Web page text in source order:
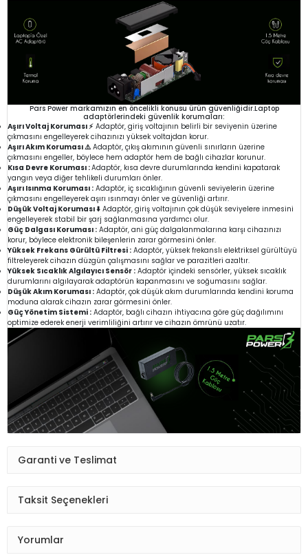
Pars Power markamızın en öncelikli konusu ürün güvenliğidir.Laptop
adaptörlerindeki güvenlik korumaları:
Aşırı Voltaj Koruması ⚡ Adaptör, giriş voltajının belirli bir seviyenin üzerine
çıkmasını engelleyerek cihazınızı yüksek voltajdan korur.
Aşırı Akım Koruması ⚠️Adaptör, çıkış akımının güvenli sınırların üzerine
çıkmasını engeller, böylece hem adaptör hem de bağlı cihazlar korunur.
Kısa Devre Koruması :Adaptör, kısa devre durumlarında kendini kapatarak
yangın veya diğer tehlikeli durumları önler.
Aşırı Isınma Koruması : Adaptör, iç sıcaklığının güvenli seviyelerin üzerine
çıkmasını engelleyerek aşırı ısınmayı önler ve güvenliği artırır.
Düşük Voltaj Koruması ⬇️ Adaptör, giriş voltajının çok düşük seviyelere inmesini
engelleyerek stabil bir şarj sağlanmasına yardımcı olur.
Güç Dalgası Koruması : Adaptör, ani güç dalgalanmalarına karşı cihazınızı
korur, böylece elektronik bileşenlerin zarar görmesini önler.
Yüksek Frekans Gürültü Filtresi : Adaptör, yüksek frekanslı elektriksel gürültüyü
filtreleyerek cihazın düzgün çalışmasını sağlar ve parazitleri azaltır.
Yüksek Sıcaklık Algılayıcı Sensör : Adaptör içindeki sensörler, yüksek sıcaklık
durumlarını algılayarak adaptörün kapanmasını ve soğumasını sağlar.
Düşük Akım Koruması : Adaptör, çok düşük akım durumlarında kendini koruma
moduna alarak cihazın zarar görmesini önler.
Güç Yönetim Sistemi : Adaptör, bağlı cihazın ihtiyacına göre güç dağılımını
optimize ederek enerji verimliliğini artırır ve cihazın ömrünü uzatır.
Garanti ve Teslimat
Taksit Seçenekleri
Yorumlar